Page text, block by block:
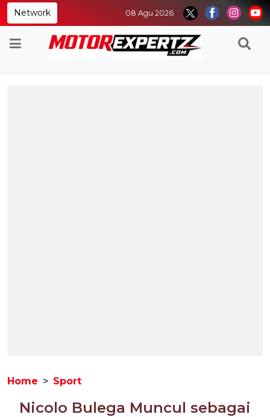
Network 08 Agu 2026
Home Sport
Nicolo Bulega Muncul sebagai